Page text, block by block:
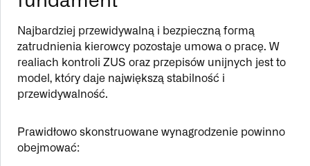
Najbardziej przewidywalną i bezpieczną formą
zatrudnienia kierowcy pozostaje umowa o pracę. W
realiach kontroli ZUS oraz przepisów unijnych jest to
model, który daje największą stabilność i
przewidywalność.
Prawidłowo skonstruowane wynagrodzenie powinno
obejmować: